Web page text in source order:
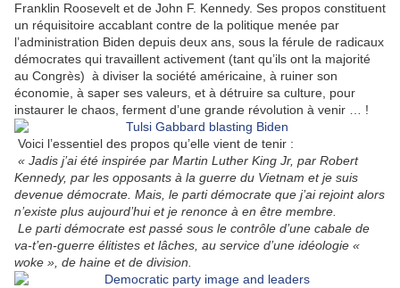
Franklin Roosevelt et de John F. Kennedy. Ses propos constituent
un réquisitoire accablant contre de la politique menée par
l’administration Biden depuis deux ans, sous la férule de radicaux
démocrates qui travaillent activement (tant qu’ils ont la majorité
au Congrès) à diviser la société américaine, à ruiner son
économie, à saper ses valeurs, et à détruire sa culture, pour
instaurer le chaos, ferment d’une grande révolution à venir … !
Voici l’essentiel des propos qu’elle vient de tenir :
« Jadis j’ai été inspirée par Martin Luther King Jr, par Robert
Kennedy, par les opposants à la guerre du Vietnam et je suis
devenue démocrate. Mais, le parti démocrate que j’ai rejoint alors
n’existe plus aujourd’hui et je renonce à en être membre.
Le parti démocrate est passé sous le contrôle d’une cabale de
va-t’en-guerre élitistes et lâches, au service d’une idéologie «
woke », de haine et de division.